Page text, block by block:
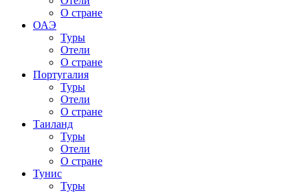
О стране
ОАЭ
Туры
Отели
О стране
Португалия
Туры
Отели
О стране
Таиланд
Туры
Отели
О стране
Тунис
Туры